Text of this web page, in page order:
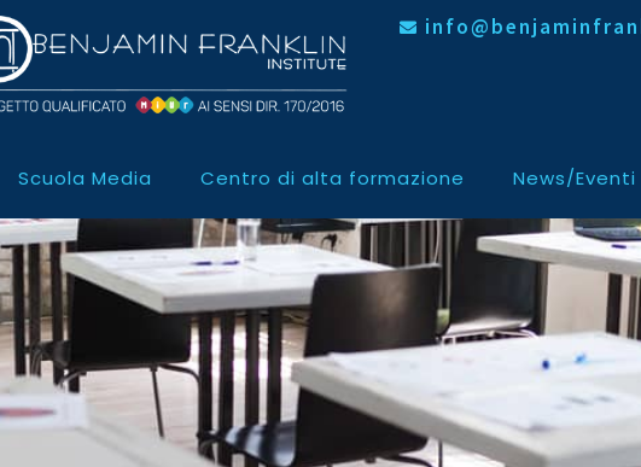
Scuola Media Centro di alta formazione News/Eventi